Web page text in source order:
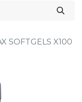
SOFTGELS X100